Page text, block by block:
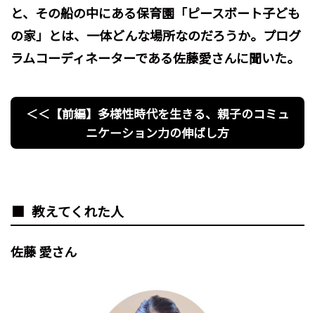
と、その船の中にある保育園「ピースボート子ども
の家」とは、一体どんな場所なのだろうか。プログ
ラムコーディネーターである佐藤愛さんに聞いた。
＜＜【前編】多様性時代を生きる、親子のコミュ
ニケーション力の伸ばし方
教えてくれた人
佐藤 愛さん